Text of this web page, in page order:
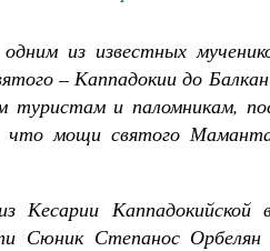
из известных
– Каппадокии до
туристам и паломникам,
что мощи святого
Кесарии Каппадокийской
Сюник Степанос